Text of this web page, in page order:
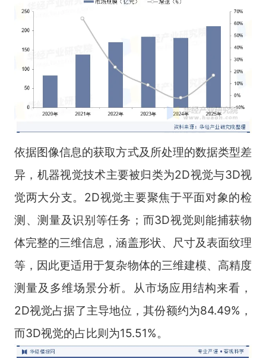
依据图像信息的获取方式及所处理的数据类型差
异，机器视觉技术主要被归类为2D视觉与3D视
觉两大分支。2D视觉主要聚焦于平面对象的检
测、测量及识别等任务；而3D视觉则能捕获物
体完整的三维信息，涵盖形状、尺寸及表面纹理
等，因此更适用于复杂物体的三维建模、高精度
测量及多维场景分析。从市场应用结构来看，
2D视觉占据了主导地位，其份额约为84.49%，
而3D视觉的占比则为15.51%。